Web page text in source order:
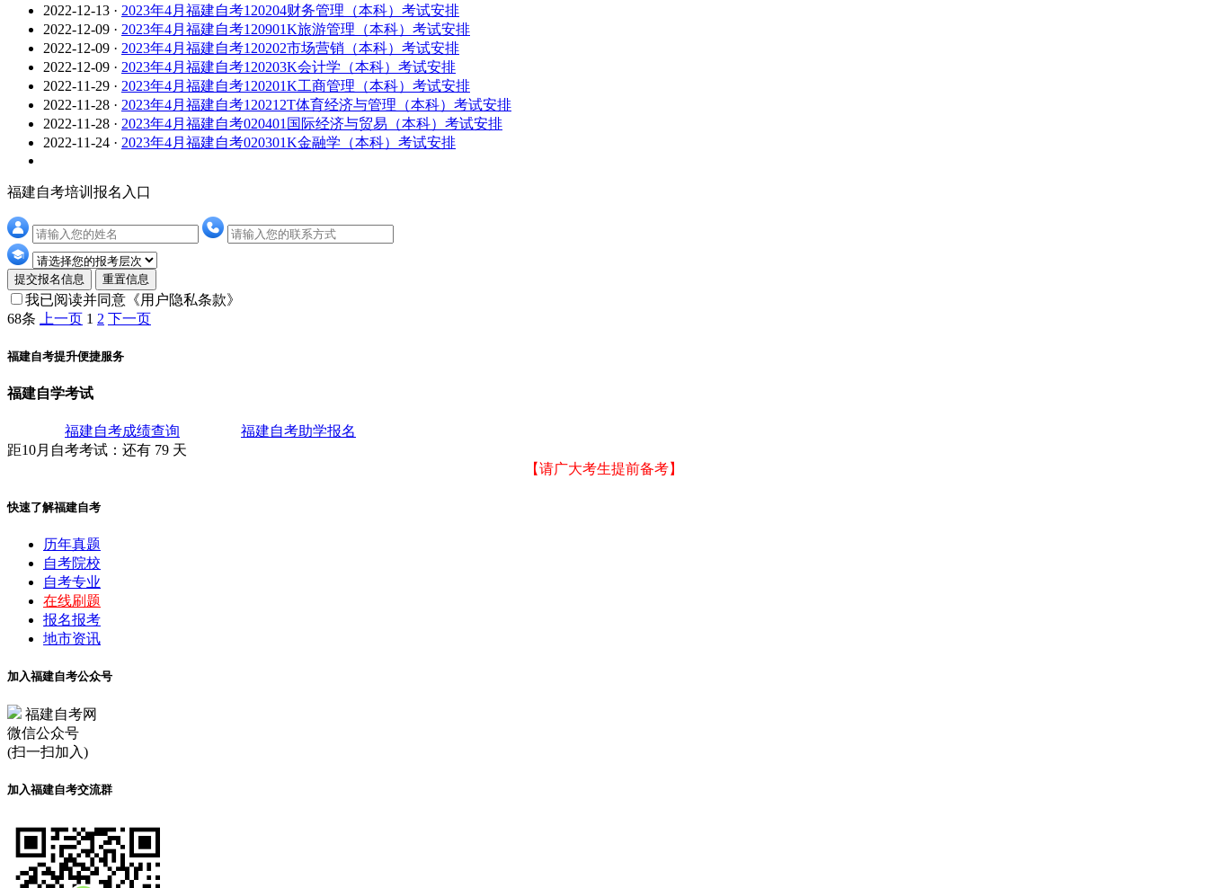
2022-12-13 · 2023年4月福建自考120204财务管理（本科）考试安排
2022-12-09 · 2023年4月福建自考120901K旅游管理（本科）考试安排
2022-12-09 · 2023年4月福建自考120202市场营销（本科）考试安排
2022-12-09 · 2023年4月福建自考120203K会计学（本科）考试安排
2022-11-29 · 2023年4月福建自考120201K工商管理（本科）考试安排
2022-11-28 · 2023年4月福建自考120212T体育经济与管理（本科）考试安排
2022-11-28 · 2023年4月福建自考020401国际经济与贸易（本科）考试安排
2022-11-24 · 2023年4月福建自考020301K金融学（本科）考试安排
福建自考培训报名入口
提交报名信息 重置信息
我已阅读并同意 《用户隐私条款》
68条
上一页 1 2 下一页
福建自考提升便捷服务
福建自学考试
福建自考成绩查询
福建自考助学报名
距10月 自考考试 ：还有 79 天
【请广大考生提前备考】
快速了解福建自考
历年真题
自考院校
自考专业
在线刷题
报名报考
地市资讯
加入福建自考公众号
福建自考网
微信公众号
(扫一扫加入)
加入福建自考交流群